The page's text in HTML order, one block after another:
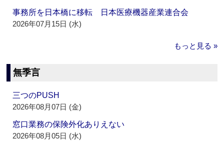
事務所を日本橋に移転 日本医療機器産業連合会
2026年07月15日 (水)
もっと見る »
無季言
三つのPUSH
2026年08月07日 (金)
窓口業務の保険外化ありえない
2026年08月05日 (水)